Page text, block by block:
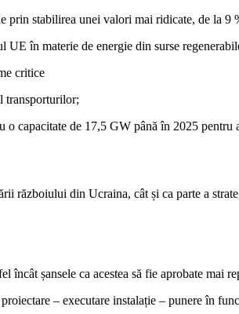
prin stabilirea unei valori mai ridicate, de la
în materie de energie din surse
critice
transporturilor;
capacitate de 17,5 GW până în 2025
războiului din Ucraina, cât și ca parte a
șansele ca acestea să fie aprobate mai
– executare instalație – punere în